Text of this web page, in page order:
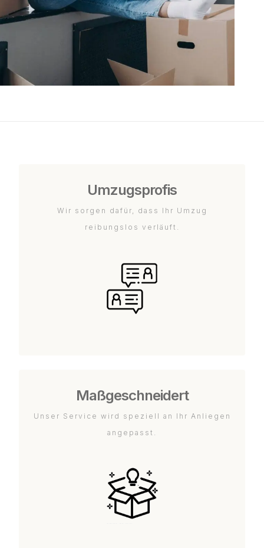
Umzugsprofis
Wir sorgen dafür, dass Ihr Umzug
reibungslos verläuft.
Maßgeschneidert
Unser Service wird speziell an Ihr Anliegen
angepasst.